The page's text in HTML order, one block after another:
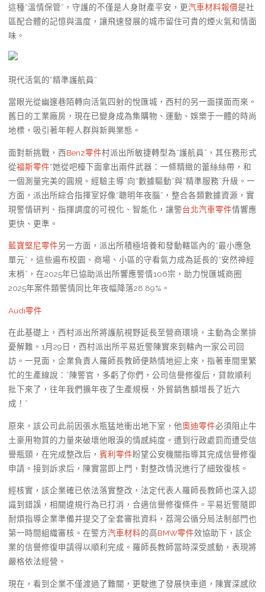
這種“溫情保管”，守護的不僅是人身財產平安，更汽車材料報價是社
區配合體的記憶與溫度，讓飛速發展的城市留住可貴的煙火氣和情面
味。
現代活氣的“精準護航員”
當眼光從幽邃巷陌轉向活氣四射的悅匯城，西村的另一面撲面而來。
舊日的工業廠房，現在已變身成為集購物、運動、娛樂于一體的時尚
地標，吸引著年輕人群與新興業態。
面對新挑戰，西Benz零件村派出所敏捷轉型為“護航員”，其任務形式
從福斯零件“她從吧檯下面拿出兩件武器：一條精緻的蕾絲絲帶，和
一個測量完美的圓規。經驗主導”向“數據驅動”與“精準服務”升級。一
方面，派出所綜合指揮室好像“聰明年夜腦”，整合各類數據資源，實
現警情研判、指揮調度的可視化、智能化，讓警台北汽車零件情響應
更快、更準。
藍寶堅尼零件另一方面，派出所積極培養和發動轄區內的“最小應急
單元”，這些遍布校園、商場、小區的守看氣力成為延長的“安然神經
末梢”，在2025年已協助派出所響應警情106宗，助力悅匯城商圈
2025年案件類警情同比年夜幅降落28.89%。
Audi零件
在此基礎上，西村派出所將護航視野延長至營商環境，主動為企業排
憂解難。1月29日，西村派出所平易近警陳實來到轄內一家公司回
訪。一見面，企業負責人羅師長教師便熱情地迎上來，指著車間里繁
忙的生產線說：“陳警官，多虧了你們，公司信譽修復后，貸款順利
批下來了，往年我們擴年夜了生產規模，外貿銷售額增長了近六
成！”
原來，該公司此前因張水瓶猛地衝出地下室，他奧迪零件必須阻止牛
土豪用物質的力量來破壞他眼淚的情感純度。遭到行政處罰而遭受信
譽瓶頸，在完成整改后， 賓利零件盼望公安機關指導其完成信譽修復
申請。接到訴求后，陳實當即上門，對整改情況進行了細致復核。
經核實，該企業確已依法落實整改，法定代表人羅師長教師也深入認
識到錯誤，相關違規行為已打消，合適信譽修復條件。平易近警隨即
耐煩指導企業準備并提交了全套審批資料，荔灣公循分局法制部門也
第一時間組織審核。在警方汽車材料的高BMW零件效協助下，該企
業的信譽修復申請得以順利完成。羅師長教師當時深受感動，表現將
嚴格依法經營。
現在，看到企業不僅渡過了難關，更駛進了發展快車道，陳實深感欣